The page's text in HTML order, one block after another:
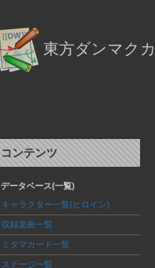
東方ダンマク
コンテンツ
データベース(一覧)
キャラクター一覧(ヒロイン)
収録楽曲一覧
ミタマカード一覧
ステージ一覧